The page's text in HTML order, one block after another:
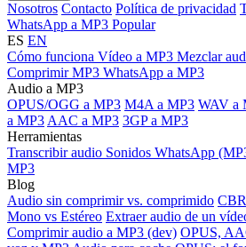
Nosotros Contacto Política de privacidad
WhatsApp a MP3 Popular
ES EN
Cómo funciona Vídeo a MP3 Mezclar
Comprimir MP3 WhatsApp a MP3
Audio a MP3
OPUS/OGG a MP3 M4A a MP3 WAV a
a MP3 AAC a MP3 3GP a MP3
Herramientas
Transcribir audio Sonidos WhatsApp
MP3
Blog
Audio sin comprimir vs. comprimido
Mono vs Estéreo Extraer audio de un
Comprimir audio a MP3 (dev) OPUS,